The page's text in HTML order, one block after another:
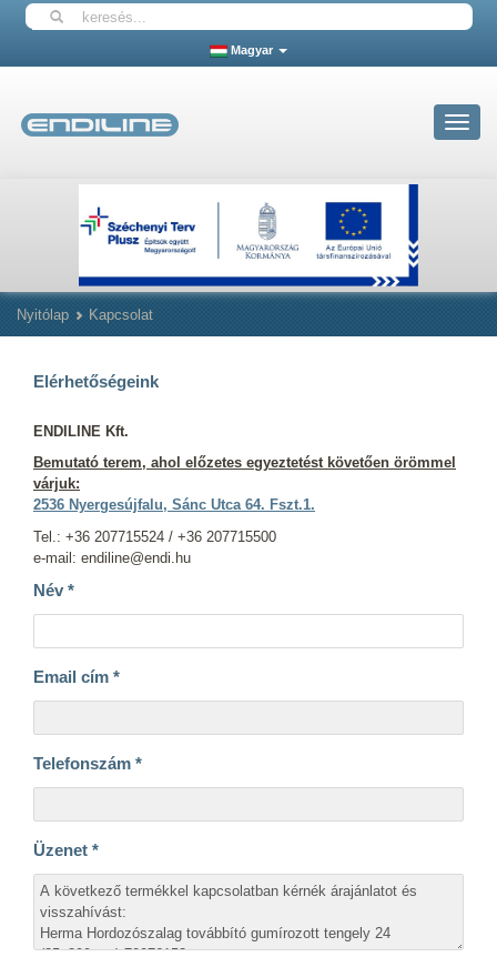
Magyar
Toggle
Nyitólap Kapcsolat
Elérhetőségeink
ENDILINE Kft.
Bemutató terem, ahol előzetes egyeztetést követően örömmel
várjuk:
2536 Nyergesújfalu, Sánc Utca 64. Fszt.1.
Tel.: +36 207715524 / +36 207715500
e-mail: endiline@endi.hu
Név *
Email cím *
Telefonszám *
Üzenet *